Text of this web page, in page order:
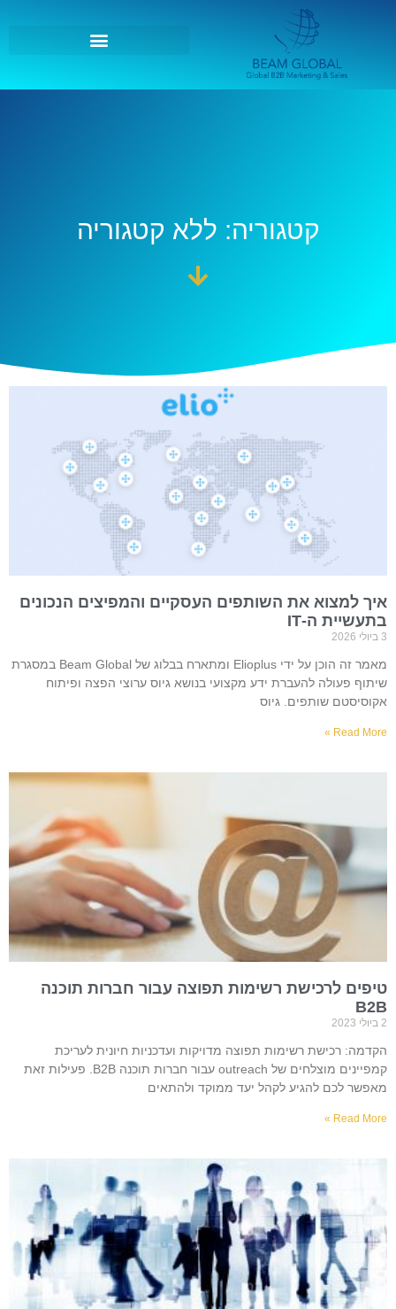
קטגוריה: ללא קטגוריה
איך למצוא את השותפים העסקיים והמפיצים הנכונים
בתעשיית ה-IT
3 ביולי 2026
מאמר זה הוכן על ידי Elioplus ומתארח בבלוג של Beam Global במסגרת
שיתוף פעולה להעברת ידע מקצועי בנושא גיוס ערוצי הפצה ופיתוח
אקוסיסטם שותפים. גיוס
Read More »
טיפים לרכישת רשימות תפוצה עבור חברות תוכנה
B2B
2 ביולי 2023
הקדמה: רכישת רשימות תפוצה מדויקות ועדכניות חיונית לעריכת
קמפיינים מוצלחים של outreach עבור חברות תוכנה B2B. פעילות זאת
מאפשר לכם להגיע לקהל יעד ממוקד ולהתאים
Read More »